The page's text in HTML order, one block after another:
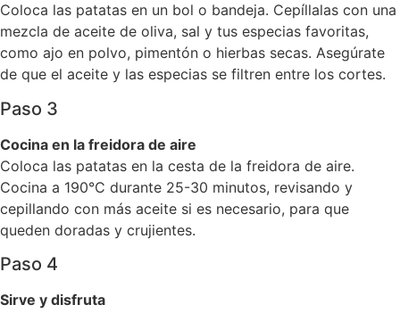
Coloca las patatas en un bol o bandeja. Cepíllalas con una
mezcla de aceite de oliva, sal y tus especias favoritas,
como ajo en polvo, pimentón o hierbas secas. Asegúrate
de que el aceite y las especias se filtren entre los cortes.
Paso 3
Cocina en la freidora de aire
Coloca las patatas en la cesta de la freidora de aire.
Cocina a 190°C durante 25-30 minutos, revisando y
cepillando con más aceite si es necesario, para que
queden doradas y crujientes.
Paso 4
Sirve y disfruta